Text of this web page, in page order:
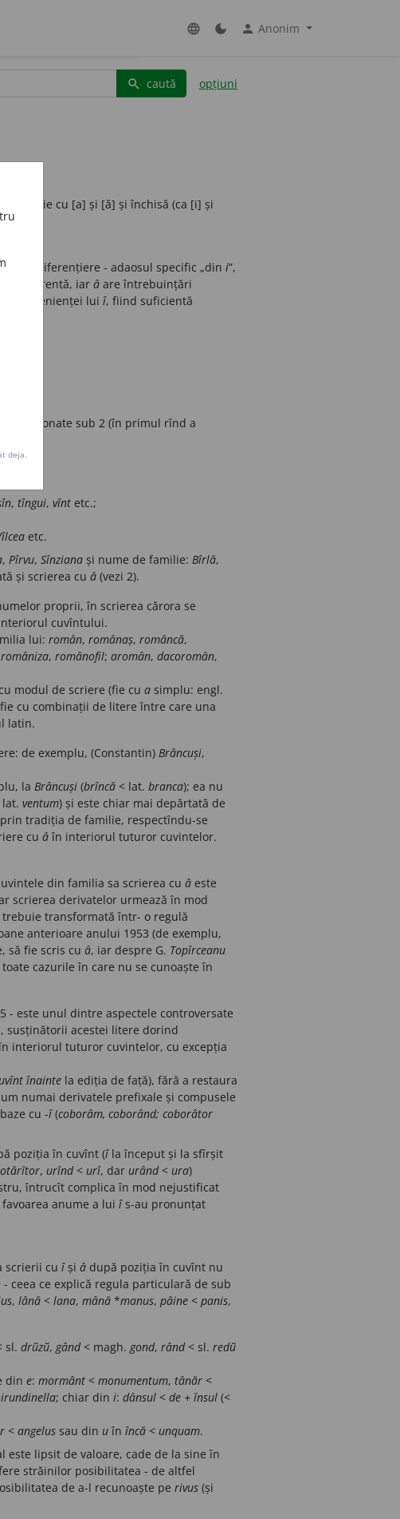
language dark_mode person Anonim
search caută opțiuni
serie cu [a] și [ă] și închisă (ca [i] și
diferențiere - adaosul specific „din i”,
curentă, iar â are întrebuințări
provenienței lui î, fiind suficientă
menționate sub 2 (în primul rînd a
, tîngui, vînt etc.;
etc.
, Pîrvu, Sînziana și nume de familie: Bîrlă,
și scrierea cu â (vezi 2).
proprii, în scrierea cărora se
cuvîntului.
lui: român, românaș, româncă,
româniza, românofil; aromân, dacoromân,
modul de scriere (fie cu a simplu: engl.
cu combinații de litere între care una
latin.
de exemplu, (Constantin) Brâncuși,
la Brâncuși (brîncă < lat. branca); ea nu
lat. ventum) și este chiar mai depărtată de
tradiția de familie, respectîndu-se
cu âîn interiorul tuturor cuvintelor.
din familia sa scrierea cu â este
scrierea derivatelor urmează în mod
transformată într- o regulă
anterioare anului 1953 (de exemplu,
să fie scris cu â, iar despre G. Topîrceanu
toate cazurile în care nu se cunoaște în
- este unul dintre aspectele controversate
susținătorii acestei litere dorind
interiorul tuturor cuvintelor, cu excepția
înainte la ediția de față), fără a restaura
numai derivatele prefixale și compusele
cu -î(coborâm, coborând; coborâtor
poziția în cuvînt (îla început și la sfîrșit
, urînd< urî, dar urând< ura)
întrucît complica în mod nejustificat
anume a lui îs-au pronunțat
scrierii cu își â după poziția în cuvînt nu
- ceea ce explică regula particulară de sub
, lână < lana, mână *manus, pâine < panis,
sl. drйzй, gând< magh. gond, rând< sl. redй
din e: mormânt < monumentum, tânăr <
; chiar din i: dânsul < de + însul (<
< angelus sau din uîn încă < unquam.
lipsit de valoare, cade de la sine în
străinilor posibilitatea - de altfel
de a-l recunoaște pe rivus (și
deja.